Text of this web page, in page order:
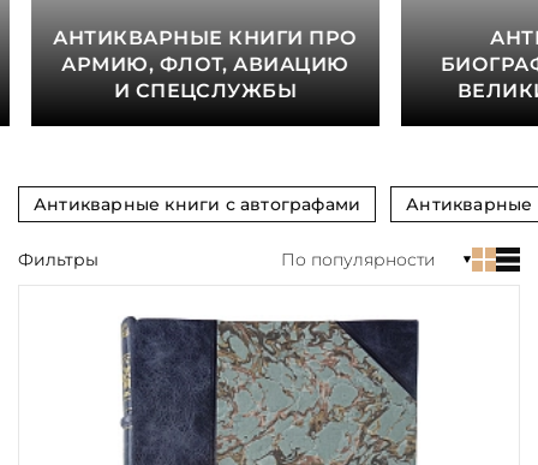
АНТИКВАРНЫЕ КНИГИ ПРО
АРМИЮ, ФЛОТ, АВИАЦИЮ
И СПЕЦСЛУЖБЫ
Антикварные книги с автографами Антикварные
Автор
Цвет
Кому
Фильтры По популярности